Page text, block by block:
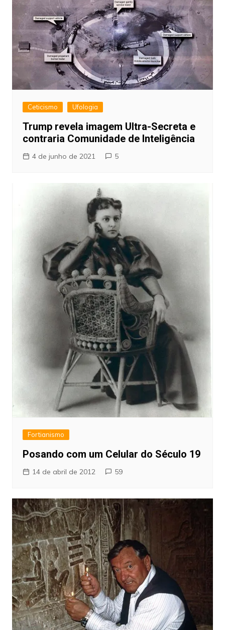
Ceticismo Ufologia
Trump revela imagem Ultra-Secreta e
contraria Comunidade de Inteligência
4 de junho de 2021 5
Fortianismo
Posando com um Celular do Século 19
14 de abril de 2012 59